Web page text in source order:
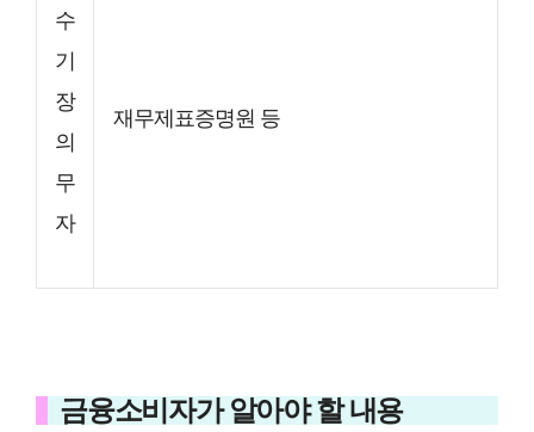
수
기
장
의
무
자
재무제표증명원 등
금융소비자가 알아야 할 내용